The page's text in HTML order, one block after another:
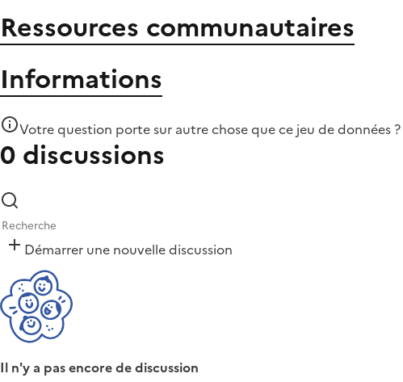
Ressources communautaires
Informations
Votre question porte sur autre chose quece jeu de données ?
0 discussions
Démarrer une nouvelle discussion
Il n'y a pas encore de discussion